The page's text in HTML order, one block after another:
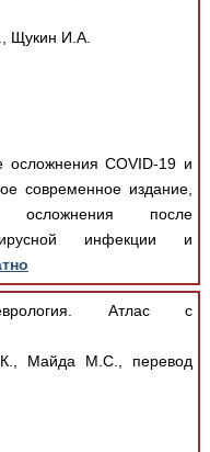
Щукин И.А.
осложнения COVID-19 и
современное издание,
осложнения после
инфекции и
Атлас с
Майда М.С., перевод